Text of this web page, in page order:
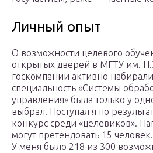
Личный опыт
О возможности целевого
открытых дверей в МГТУ им.
госкомпании активно
специальность «Системы
управления» была только у
выбрал. Поступал я по
конкурс среди «целевиков».
могут претендовать 15
У меня было 218 из 300